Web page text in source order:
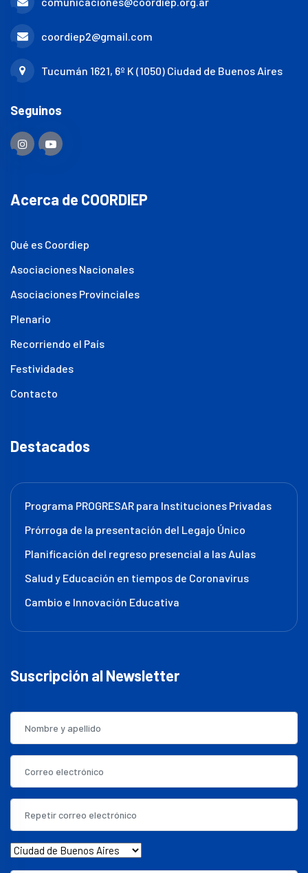
coordiep2@gmail.com
Tucumán 1621, 6º K (1050) Ciudad de Buenos Aires
Seguinos
Acerca de COORDIEP
Qué es Coordiep
Asociaciones Nacionales
Asociaciones Provinciales
Plenario
Recorriendo el País
Festividades
Contacto
Destacados
Programa PROGRESAR para Instituciones Privadas
Prórroga de la presentación del Legajo Único
Planificación del regreso presencial a las Aulas
Salud y Educación en tiempos de Coronavirus
Cambio e Innovación Educativa
Suscripción al Newsletter